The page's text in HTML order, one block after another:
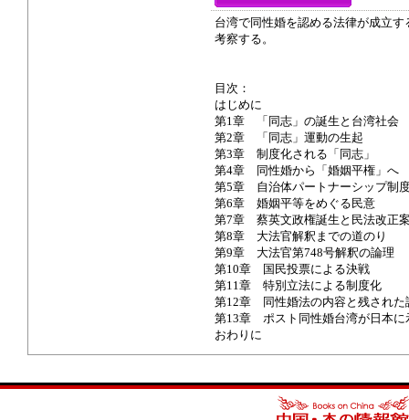
台湾で同性婚を認める法律が成立
考察する。
目次：
はじめに
第1章 「同志」の誕生と台湾社会
第2章 「同志」運動の生起
第3章 制度化される「同志」
第4章 同性婚から「婚姻平権」へ
第5章 自治体パートナーシップ制
第6章 婚姻平等をめぐる民意
第7章 蔡英文政権誕生と民法改正
第8章 大法官解釈までの道のり
第9章 大法官第748号解釈の論理
第10章 国民投票による決戦
第11章 特別立法による制度化
第12章 同性婚法の内容と残された
第13章 ポスト同性婚台湾が日本に
おわりに